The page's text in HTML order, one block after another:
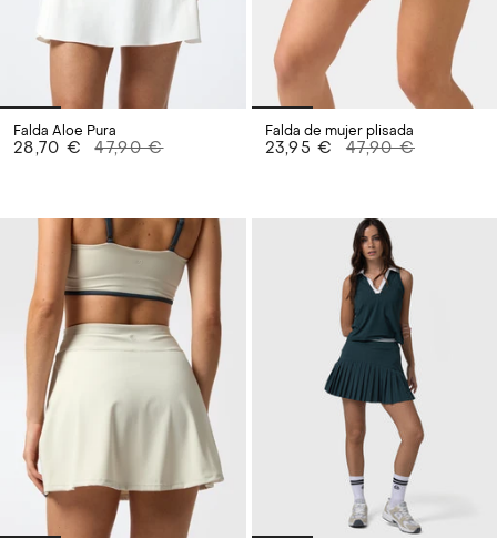
Falda Aloe Pura
28,70 € 47,90 €
Falda de mujer plisada
23,95 € 47,90 €